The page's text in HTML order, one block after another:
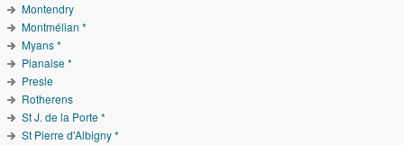
Montendry
Montmélian *
Myans *
Planaise *
Presle
Rotherens
St J. de la Porte *
St Pierre d'Albigny *